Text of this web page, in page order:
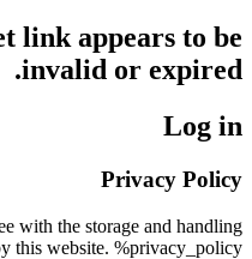
link appears to be
invalid or expired.
Log in
Privacy Policy
with the storage and handling
this website. %privacy_policy%